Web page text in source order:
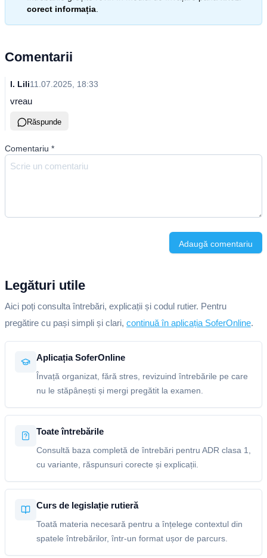
corect informația
Comentarii
l. Lili11.07.2025, 18:33
vreau
Răspunde
Comentariu *
Adaugă comentariu
Legături utile
Aici poți consulta întrebări, explicații și codul rutier. Pentru
pregătire cu pași simpli și clari, continuă în aplicația SoferOnline.
Aplicația SoferOnline
Învață organizat, fără stres, revizuind întrebările pe care
nu le stăpânești și mergi pregătit la examen.
Toate întrebările
Consultă baza completă de întrebări pentru ADR clasa 1,
cu variante, răspunsuri corecte și explicații.
Curs de legislație rutieră
Toată materia necesară pentru a înțelege contextul din
spatele întrebărilor, într-un format ușor de parcurs.